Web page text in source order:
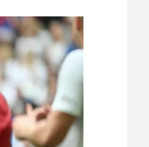
תקנון משתתפים וזוכים
תקנון עבור פעילות אלקטרה
תקנון עבור פעילות ספורט 1 – "מרלן"
תנאי שימוש
מדיניות פרטיות